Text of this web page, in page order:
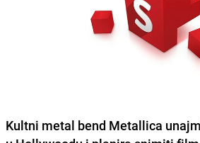
Kultni metal bend Metallica